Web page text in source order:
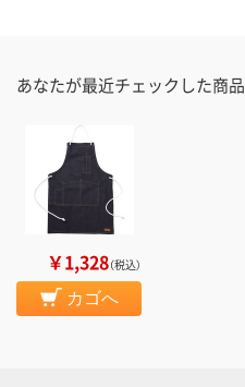
あなたが最近チェックした商品
￥1,328（税込）
カゴへ